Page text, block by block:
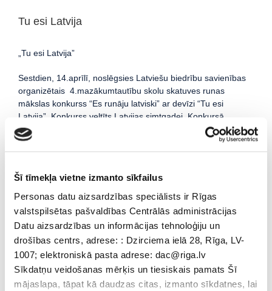
Šī tīmekļa vietne izmanto sīkfailus
Personas datu aizsardzības speciālists ir Rīgas
valstspilsētas pašvaldības Centrālās administrācijas
Datu aizsardzības un informācijas tehnoloģiju un
drošības centrs, adrese: : Dzirciema ielā 28, Rīga, LV-
1007; elektroniskā pasta adrese: dac@riga.lv
Sīkdatņu veidošanas mērķis un tiesiskais pamats Šī
mājaslapa, tāpat kā daudzas citas, izmanto sīkdatnes, lai
Tu esi Latvija
„Tu esi Latvija”
Sestdien, 14.aprīlī, noslēgsies Latviešu biedrību savienības
organizētais 4.mazākumtautību skolu skatuves runas
mākslas konkurss “Es runāju latviski” ar devīzi “Tu esi
Latvija”. Konkurss veltīts Latvijas simtgadei. Konkursā
piedalījās skolēni no visas Latvijas: no Jūrmalas un Rīgas,
Jelgavas un Rēzeknes, Liepājas un Ventspils u.c. Konkursā
piedalījās arī mūsu skolas skolnieces: Darja Hrucka (3.a
Medvedeva (9.a klase) un Anastasija Golobokova (12.a
klase).